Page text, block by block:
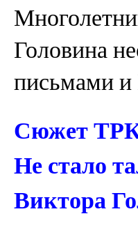
Головина
письмами и
Сюжет ТРК
Не стало
Виктора